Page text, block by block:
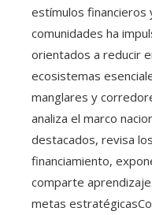
estímulos financieros
comunidades ha
orientados a reducir
ecosistemas
manglares y
analiza el marco
destacados, revisa
financiamiento,
comparte
metas